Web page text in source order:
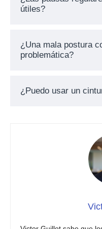
útiles?
¿Una mala postura
problemática?
¿Puedo usar un